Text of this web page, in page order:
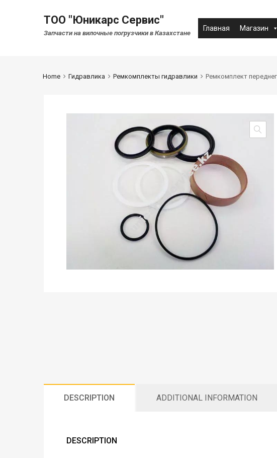
ТОО "Юникарс Сервис"
Запчасти на вилочные погрузчики в Казахстане
Главная Магазин
Home Гидравлика Ремкомплекты гидравлики Ремкомплект
DESCRIPTION ADDITIONAL INFORMATION
DESCRIPTION